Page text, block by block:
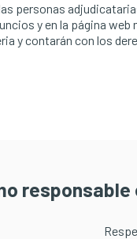
personas
y en la página web
y contarán con los
responsable